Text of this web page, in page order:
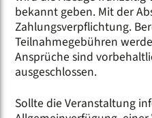
bekannt geben. Mit der
Zahlungsverpflichtung.
Teilnahmegebühren
Ansprüche sind
ausgeschlossen.
Sollte die Veranstaltung